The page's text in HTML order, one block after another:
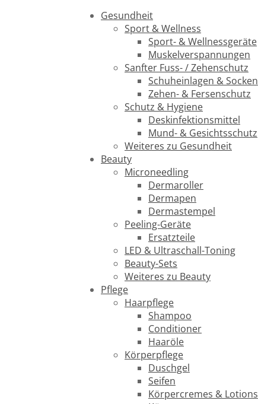
Gesundheit
Sport & Wellness
Sport- & Wellnessgeräte
Muskelverspannungen
Sanfter Fuss- / Zehenschutz
Schuheinlagen & Socken
Zehen- & Fersenschutz
Schutz & Hygiene
Deskinfektionsmittel
Mund- & Gesichtsschutz
Weiteres zu Gesundheit
Beauty
Microneedling
Dermaroller
Dermapen
Dermastempel
Peeling-Geräte
Ersatzteile
LED & Ultraschall-Toning
Beauty-Sets
Weiteres zu Beauty
Pflege
Haarpflege
Shampoo
Conditioner
Haaröle
Körperpflege
Duschgel
Seifen
Körpercremes & Lotions